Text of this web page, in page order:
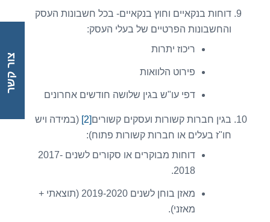
דוחות בנקאיים וחוץ בנקאיים- בכל חשבונות העסק
והחשבונות הפרטיים של בעלי העסק:
ריכוז יתרות
פירוט הלוואות
דפי עו"ש בגין שלושה חודשים אחרונים
בגין חברות קשורות ועסקים קשורים[2]
(במידה ויש
חו"ז בעלים או חברות קשורות פתוח):
דוחות מבוקרים או סקורים לשנים 2017-
2018.
מאזן בוחן לשנים 2019-2020 (תוצאתי +
מאזני).
צור קשר